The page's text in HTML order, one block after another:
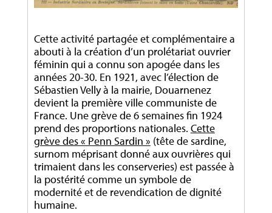
Cette activité partagée et complémentaire a
abouti à la création d’un prolétariat ouvrier
féminin qui a connu son apogée dans les
années 20-30. En 1921, avec l’élection de
Sébastien Velly à la mairie, Douarnenez
devient la première ville communiste de
France. Une grève de 6 semaines fin 1924
prend des proportions nationales. Cette
grève des « Penn Sardin » (tête de sardine,
surnom méprisant donné aux ouvrières qui
trimaient dans les conserveries) est passée à
la postérité comme un symbole de
modernité et de revendication de dignité
humaine.